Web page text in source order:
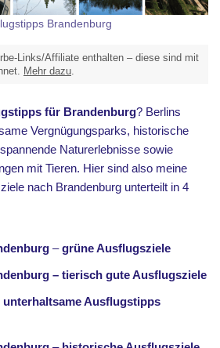
Brandenburg
Links/Affiliate enthalten – diese sind mit
Mehr dazu.
für Brandenburg? Berlins
Vergnügungsparks, historische
Naturerlebnisse sowie
mit Tieren. Hier sind also meine
nach Brandenburg unterteilt in 4
–grüne Ausflugsziele
– tierisch gute Ausflugsziele
Ausflugstipps